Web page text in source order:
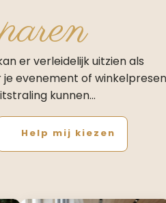
er verleidelijk uitzien als
evenement of
kunnen…
Help mij kiezen